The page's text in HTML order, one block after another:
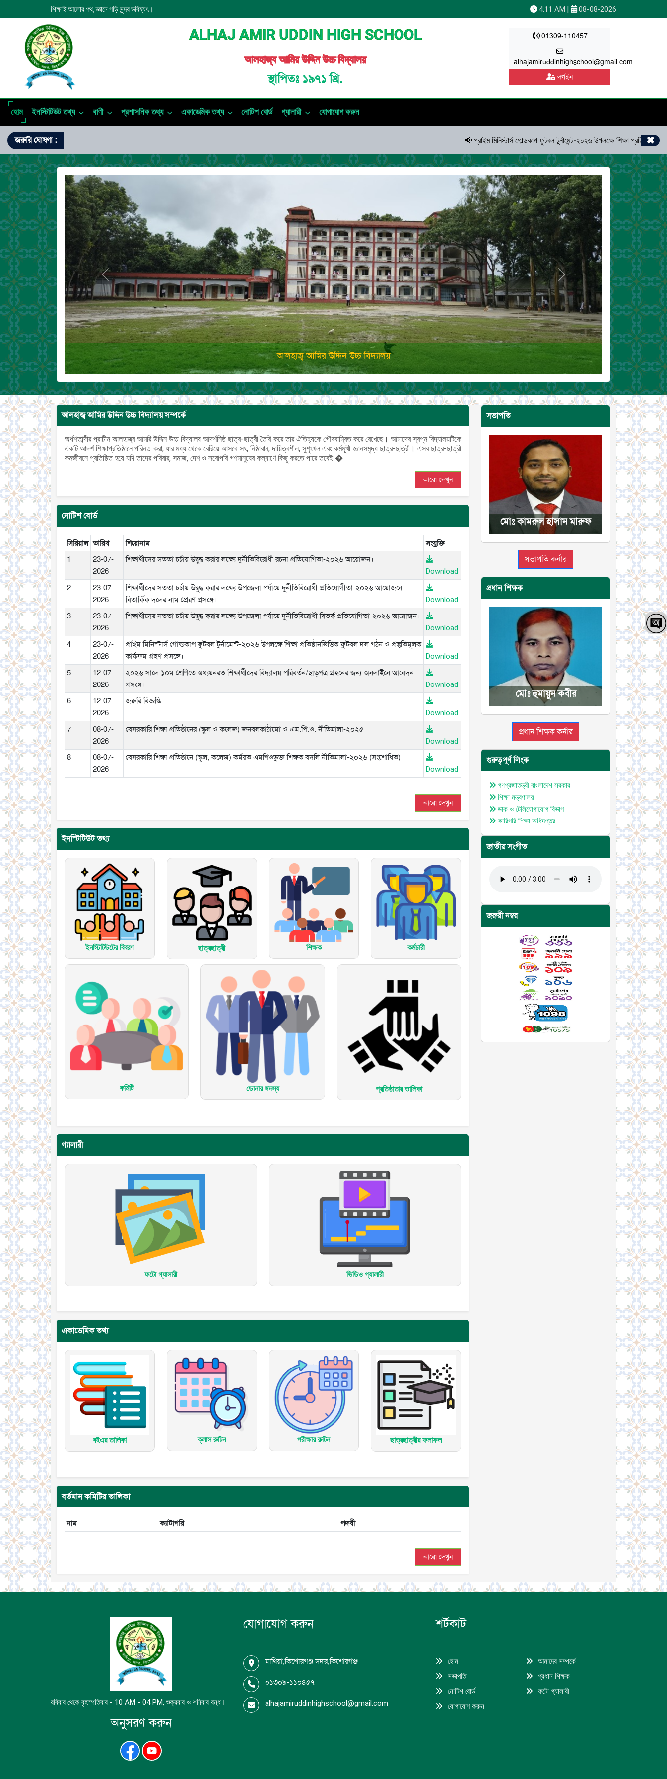
শিক্ষাই আলোর পথ, জ্ঞানে গড়ি সুন্দর ভবিষ্যৎ। 4:11 AM | 08-08-2026
ALHAJ AMIR UDDIN HIGH SCHOOL
আলহাজ্ব আমির উদ্দিন উচ্চ বিদ্যালয়
স্থাপিতঃ ১৯৭১ খ্রি.
01309-110457
alhajamiruddinhighschool@gmail.com
লগইন
হোম ইনস্টিটিউট তথ্য বাণী প্রশাসনিক তথ্য একাডেমিক তথ্য নোটিশ বোর্ড গ্যালারী যোগাযোগ করুন
জরুরি ঘোষণা : 📢 প্রাইম মিনিস্টার্স গোল্ডকাপ ফুটবল টুর্নামেন্ট-২০২৬ উপলক্ষে শিক্ষা ✖
Previous Next
আলহাজ্ব আমির উদ্দিন উচ্চ বিদ্যালয় সম্পর্কে
অর্ধশতাব্দীর প্রাচীন আলহাজ্ব আমরি উদ্দিন উচ্চ বিদ্যালয় আদর্শনিষ্ঠ ছাত্র-ছাত্রী তৈরি করে তার ঐতিহ্যকে গৌরবাম্বিত করে রেখেছে। আমাদের স্বপ্ন বিদ্যালয়টিকে
একটি আদর্শ শিক্ষাপ্রতিষ্ঠানে পরিনত করা, যার মধ্য থেকে বেরিয়ে আসবে সৎ, নিষ্ঠাবান, দায়িত্বশীল, সুশৃংখল এবং কর্মমূখী জ্ঞানসমৃদ্ধ ছাত্র-ছাত্রী। এসব ছাত্র-ছাত্রী
কমজীবনে প্রতিষ্ঠিত হয়ে যদি তাদের পরিবার, সমাজ, দেশ ও সবোপরি গণমানুষের কল্যাণে কিছু করতে পারে তবেই �
আরো দেখুন
নোটিশ বোর্ড
সিরিয়াল তারিখ শিরোনাম
সংযুক্তি
1
23-07-
2026
শিক্ষার্থীদের সততা চর্চায় উদ্বুদ্ধ করার লক্ষ্যে দুর্নীতিবিরোধী রচনা প্রতিযোগিতা-২০২৬ আয়োজন।
Download
2
23-07-
2026
শিক্ষার্থীদের সততা চর্চায় উদ্বুদ্ধ করার লক্ষ্যে উপজেলা পর্যায়ে দুর্নীতিবিরোধী প্রতিযোগীতা-২০২৬ আয়োজনে
বিতার্কিক দলের নাম প্রেরণ প্রসঙ্গে।
Download
3
23-07-
2026
শিক্ষার্থীদের সততা চর্চায় উদ্বুদ্ধ করার লক্ষ্যে উপজেলা পর্যায়ে দুর্নীতিবিরোধী বিতর্ক প্রতিযোগিতা-২০২৬ আয়োজন।
Download
4
23-07-
2026
প্রাইম মিনিস্টার্স গোল্ডকাপ ফুটবল টুর্নামেন্ট-২০২৬ উপলক্ষে শিক্ষা প্রতিষ্ঠানভিত্তিক ফুটবল দল গঠন ও প্রস্তুতিমূলক
কার্যক্রম গ্রহণ প্রসঙ্গে।
Download
5
12-07-
2026
২০২৬ সালে ১০ম শ্রেণিতে অধ্যয়নরত শিক্ষার্থীদের বিদ্যালয় পরিবর্তন/ছাড়পত্র গ্রহনের জন্য অনলাইনে আবেদন
প্রসঙ্গে।
Download
6
12-07-
2026
জরুরি বিজ্ঞপ্তি
Download
7
08-07-
2026
বেসরকারি শিক্ষা প্রতিষ্ঠানের (স্কুল ও কলেজ) জনবলকাঠামো ও এম.পি.ও. নীতিমালা-২০২৫
Download
8
08-07-
2026
বেসরকারি শিক্ষা প্রতিষ্ঠানে (স্কুল, কলেজ) কর্মরত এমপিওভুক্ত শিক্ষক বদলি নীতিমালা-২০২৬ (সংশোধিত)
Download
আরো দেখুন
ইনস্টিটিউট তথ্য
ইনস্টিটিউটের বিবরণ ছাত্রছাত্রী শিক্ষক কর্মচারী
কমিটি ডোনার সদস্য প্রতিষ্ঠাতার তালিকা
গ্যালারী
ফটো গ্যালারী ভিডিও গ্যালারী
একাডেমিক তথ্য
বইএর তালিকা ক্লাস রুটিন পরীক্ষার রুটিন ছাত্রছাত্রীর ফলাফল
বর্তমান কমিটির তালিকা
নাম ক্যাটাগরি পদবী
আরো দেখুন
সভাপতি
মোঃ কামরুল হাসান মারুফ
সভাপতি কর্নার
প্রধান শিক্ষক
মোঃ হুমায়ুন কবীর
প্রধান শিক্ষক কর্নার
গুরুত্বপূর্ণ লিংক
গণপ্রজাতন্ত্রী বাংলাদেশ সরকার
শিক্ষা মন্ত্রণালয়
ডাক ও টেলিযোগাযোগ বিভাগ
কারিগরি শিক্ষা অধিদপ্তর
জাতীয় সংগীত
জরুরী নম্বর
রবিবার থেকে বৃহস্পতিবার - 10 AM - 04 PM, শুক্রবার ও শনিবার বন্ধ।
অনুসরণ করুন
যোগাযোগ করুন
মাথিয়া,কিশোরগঞ্জ সদর,কিশোরগঞ্জ
০১৩০৯-১১০৪৫৭
alhajamiruddinhighschool@gmail.com
শর্টকাট
হোম
আমাদের সম্পর্কে
সভাপতি
প্রধান শিক্ষক
নোটিশ বোর্ড
ফটো গ্যালারী
যোগাযোগ করুন